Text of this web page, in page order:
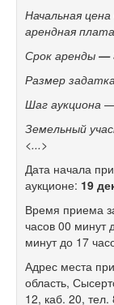
Начальная
арендная
Срок аренды —
Размер
Шаг аукциона
Земельный
<...>
Дата начала
аукционе: 19
Время приема
часов 00 минут
минут до 17
Адрес места
область,
12, каб. 20, тел.